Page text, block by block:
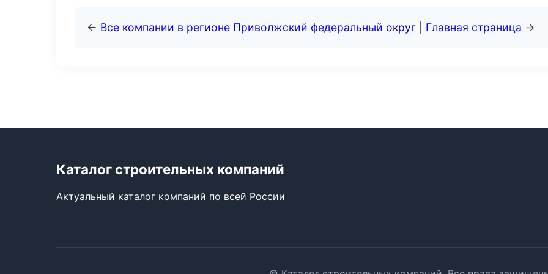
← Все компании в регионе Приволжский федеральный округ Главная страница →
Каталог строительных компаний
Актуальный каталог компаний по всей России